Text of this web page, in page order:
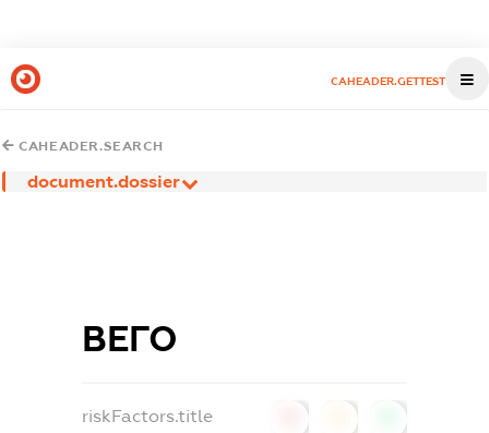
CAHEADER.GETTEST
CAHEADER.SEARCH
document.dossier
ВЕГО
riskFactors.title